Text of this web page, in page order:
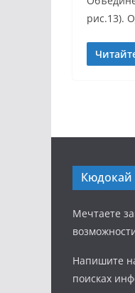
рис.13).
Кюдокай
Мечтаете
Напишите
поисках